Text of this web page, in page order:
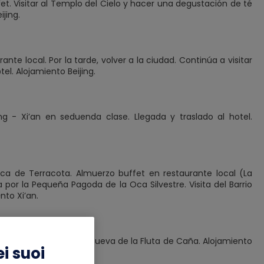
Visitar al Templo del Cielo y hacer una degustación de té
local. Por la tarde, volver a la ciudad. Continúa a visitar
Alojamiento Beijing.
- Xi’an en seduenda clase. Llegada y traslado al hotel.
de Terracota. Almuerzo buffet en restaurante local (La
la Pequeña Pagoda de la Oca Silvestre. Visita del Barrio
Xi’an.
Visitamos a la Cueva de la Fluta de Caña. Alojamiento
suoi